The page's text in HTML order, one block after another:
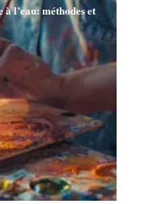
l’eau: méthodes et